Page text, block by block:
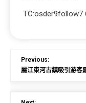
TC:osder9follow7
Previous:
麗江束河古鎮吸引游客